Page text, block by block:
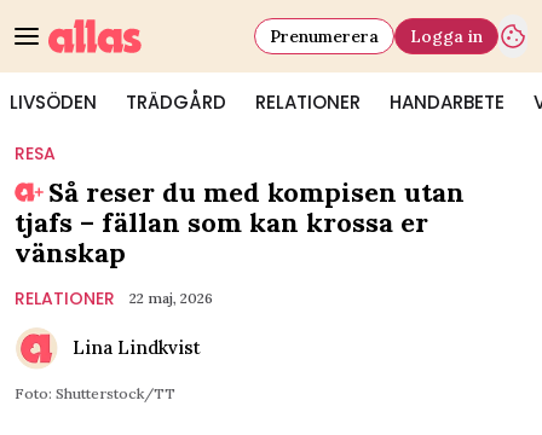
LIVSÖDEN TRÄDGÅRD RELATIONER HANDARBETE
Prenumerera Logga in
RESA
Så reser du med kompisen utan
tjafs – fällan som kan krossa er
vänskap
RELATIONER 22 maj, 2026
Lina Lindkvist
Foto: Shutterstock/TT